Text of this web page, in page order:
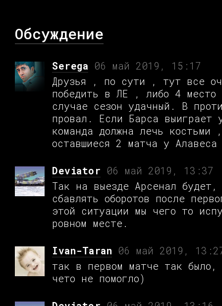
Обсуждение
Serega 06 май 2019, 15:17
Друзья , по сути , тут все
победить в ЛЕ , либо 4 место
случае сезон удачный. В
провал. Если Барса выиграет
команда должна лечь костьми
оставшиеся 2 матча у Алавеса
Deviator 06 май 2019, 13:37
Так на выезде Арсенал
сбавлять оборотов после
этой ситуации мы чего то
ровном месте.
Ivan-Taran 06 май 2019,
так в первом матче так было,
чето не помогло)